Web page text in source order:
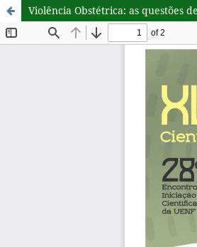
Violência Obstétrica: as questões